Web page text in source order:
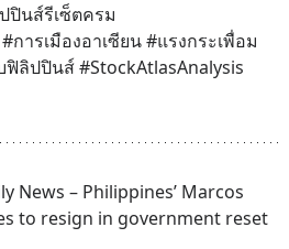
ปินส์รีเซ็ตครม
การเมืองอาเซียน #แรงกระเพื่อม
ลิปปินส์ #StockAtlasAnalysis
News – Philippines’ Marcos
to resign in government reset